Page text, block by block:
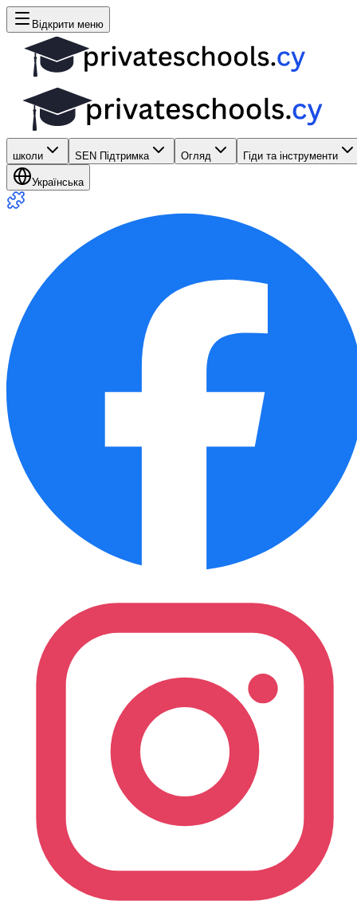
Відкрити меню
школи SEN Підтримка Огляд Гіди та інструменти
Українська